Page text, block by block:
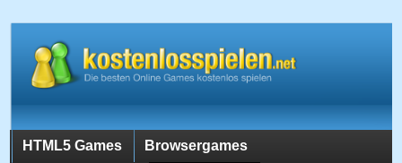
HTML5 Games Browsergames